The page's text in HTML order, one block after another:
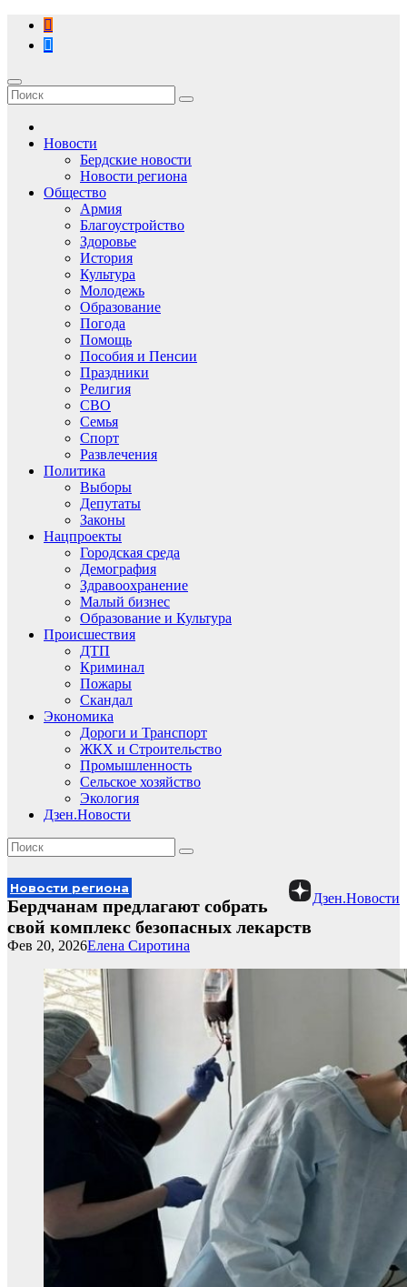
Перейти
содержимому
Новости
Бердские новости
Новости региона
Общество
Армия
Благоустройство
Здоровье
История
Культура
Молодежь
Образование
Погода
Помощь
Пособия и Пенсии
Праздники
Религия
СВО
Семья
Спорт
Развлечения
Политика
Выборы
Депутаты
Законы
Нацпроекты
Городская среда
Демография
Здравоохранение
Малый бизнес
Образование и Культура
Происшествия
ДТП
Криминал
Пожары
Скандал
Экономика
Дороги и Транспорт
ЖКХ и Строительство
Промышленность
Сельское хозяйство
Экология
Дзен.Новости
Дзен.Новости
Новости региона
Бердчанам предлагают собрать
свой комплекс безопасных лекарств
Елена Сиротина
Фев 20, 2026